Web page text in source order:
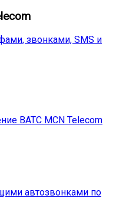
звонками, SMS и
ВАТС MCN Telecom
автозвонками по